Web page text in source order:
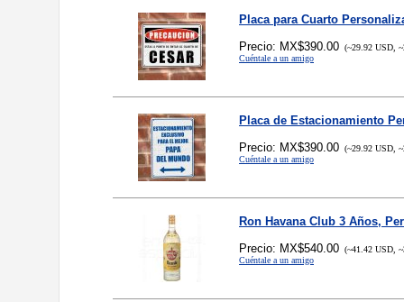
Placa para Cuarto
Precio: MX$390.00 (~29.92 USD,
Cuéntale a un amigo
Placa de Estacionamiento
Precio: MX$390.00 (~29.92 USD,
Cuéntale a un amigo
Ron Havana Club 3 Años,
Precio: MX$540.00 (~41.42 USD,
Cuéntale a un amigo